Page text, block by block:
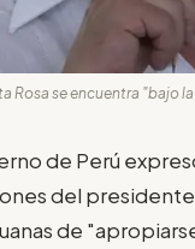
Rosa se encuentra "bajo
de Perú
del
de